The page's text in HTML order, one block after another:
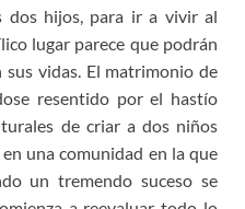
dos hijos, para ir a vivir al
lugar parece que podrán
vidas. El matrimonio de
resentido por el hastío
de criar a dos niños
una comunidad en la que
un tremendo suceso se